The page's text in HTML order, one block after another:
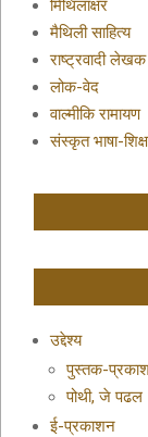
मिथिलाक्षर
मैथिली साहित्य
राष्ट्रवादी लेखक
लोक-वेद
वाल्मीकि रामायण
संस्कृत भाषा-
उद्देश्य
पुस्तक-
पोथी, जे पढल
ई-प्रकाशन